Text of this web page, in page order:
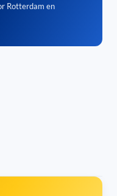
Rotterdam en